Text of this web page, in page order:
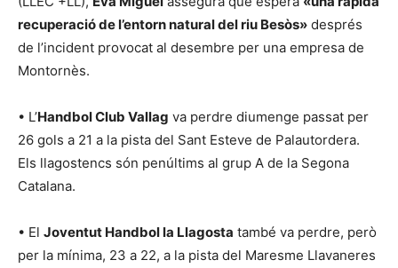
recuperació de l’entorn natural del riu Besòs» després
de l’incident provocat al desembre per una empresa de
Montornès.
• L’Handbol Club Vallag va perdre diumenge passat per
26 gols a 21 a la pista del Sant Esteve de Palautordera.
Els llagostencs són penúltims al grup A de la Segona
Catalana.
• El Joventut Handbol la Llagosta també va perdre, però
per la mínima, 23 a 22, a la pista del Maresme Llavaneres